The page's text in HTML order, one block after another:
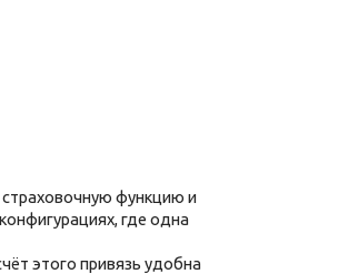
функцию и
где одна
этого привязь удобна